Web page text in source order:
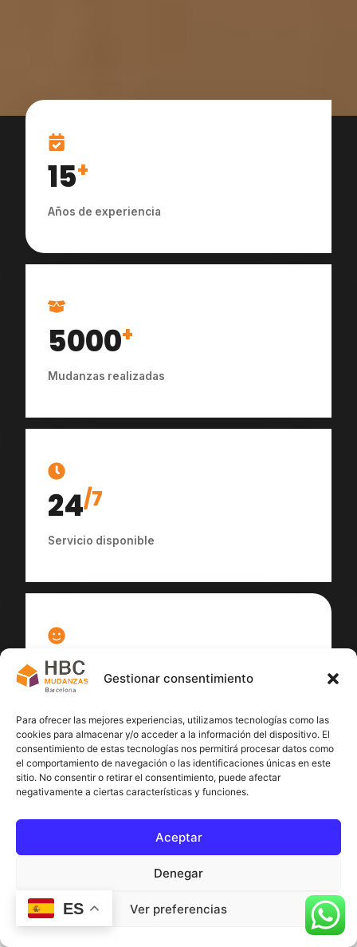
Gestionar consentimiento
Para ofrecer las mejores experiencias, utilizamos tecnologías como las
cookies para almacenar y/o acceder a la información del dispositivo. El
consentimiento de estas tecnologías nos permitirá procesar datos como
el comportamiento de navegación o las identificaciones únicas en este
sitio. No consentir o retirar el consentimiento, puede afectar
negativamente a ciertas características y funciones.
Aceptar
Denegar
Ver preferencias
15+
Años de experiencia
5000+
Mudanzas realizadas
24/7
Servicio disponible
100
ES